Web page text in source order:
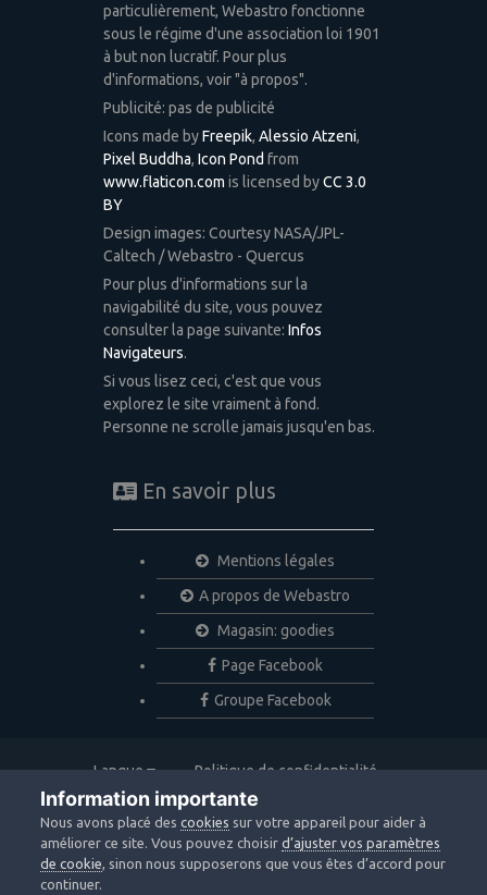
particulièrement, Webastro fonctionne
sous le régime d'une association loi 1901
à but non lucratif. Pour plus
d'informations, voir "à propos".
Publicité: pas de publicité
Icons made byFreepik, Alessio Atzeni,
Pixel Buddha, Icon Pond from
www.flaticon.com is licensed byCC 3.0
BY
Design images: Courtesy NASA/JPL-
Caltech / Webastro - Quercus
Pour plus d'informations sur la
navigabilité du site, vous pouvez
consulter la page suivante: Infos
Navigateurs.
Si vous lisez ceci, c'est que vous
explorez le site vraiment à fond.
Personne ne scrolle jamais jusqu'en bas.
En savoir plus
Mentions légales
A propos de Webastro
Magasin: goodies
Page Facebook
Groupe Facebook
Langue
Politique de confidentialité
Nous contacter
Copyright © 2020 Webastro
Powered by Invision Community
Information importante
Nous avons placé descookies sur votre appareil pour aider à
améliorer ce site. Vous pouvez choisird’ajuster vos paramètres
de cookie, sinon nous supposerons que vous êtes d’accord pour
continuer.